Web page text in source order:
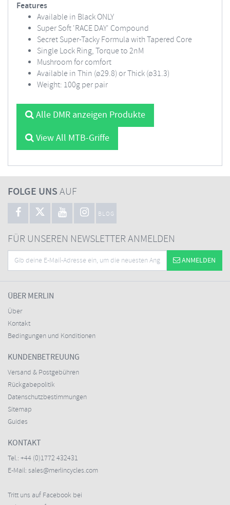
Features
Available in Black ONLY
Super Soft 'RACE DAY' Compound
Secret Super-Tacky Formula with Tapered Core
Single Lock Ring, Torque to 2nM
Mushroom for comfort
Available in Thin (ø29.8) or Thick (ø31.3)
Weight: 100g per pair
Alle DMR anzeigen Produkte
View All MTB-Griffe
FOLGE UNSAUF
BLOG
FÜR UNSEREN NEWSLETTER ANMELDEN
ANMELDEN
ÜBER MERLIN
Über
Kontakt
Bedingungen und Konditionen
KUNDENBETREUUNG
Versand & Postgebühren
Rückgabepolitik
Datenschutzbestimmungen
Sitemap
Guides
KONTAKT
Tel.: +44 (0)1772 432431
E-Mail: sales@merlincycles.com
Tritt uns auf Facebook bei